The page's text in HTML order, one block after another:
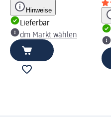
Hinweise
Lieferbar
dm Markt wählen